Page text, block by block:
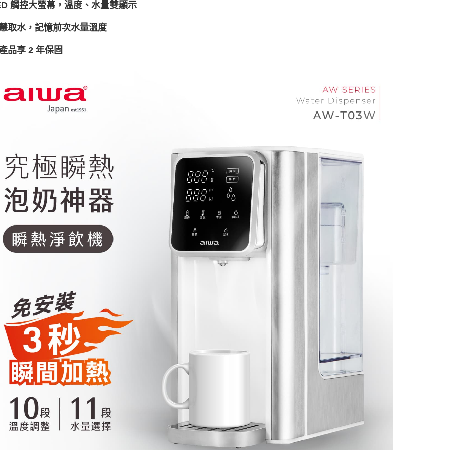
觸控大螢幕，溫度、水量雙顯示
取水，記憶前次水量溫度
品享 2 年保固